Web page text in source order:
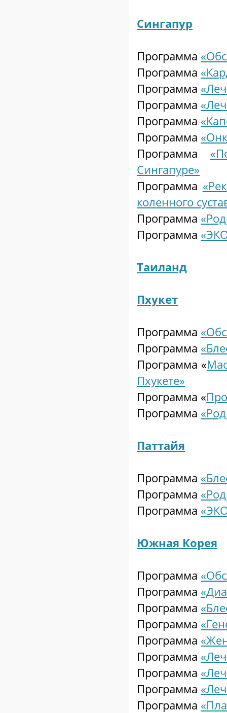
Сингапур
Программа
Программа
Программа
Программа
Программа
Программа
Программа
Сингапуре»
Программа
коленного
Программа
Программа
Таиланд
Пхукет
Программа
Программа
Программа «
Пхукете»
Программа «
Программа
Паттайя
Программа
Программа
Программа
Южная Корея
Программа
Программа
Программа
Программа
Программа
Программа
Программа
Программа
Программа